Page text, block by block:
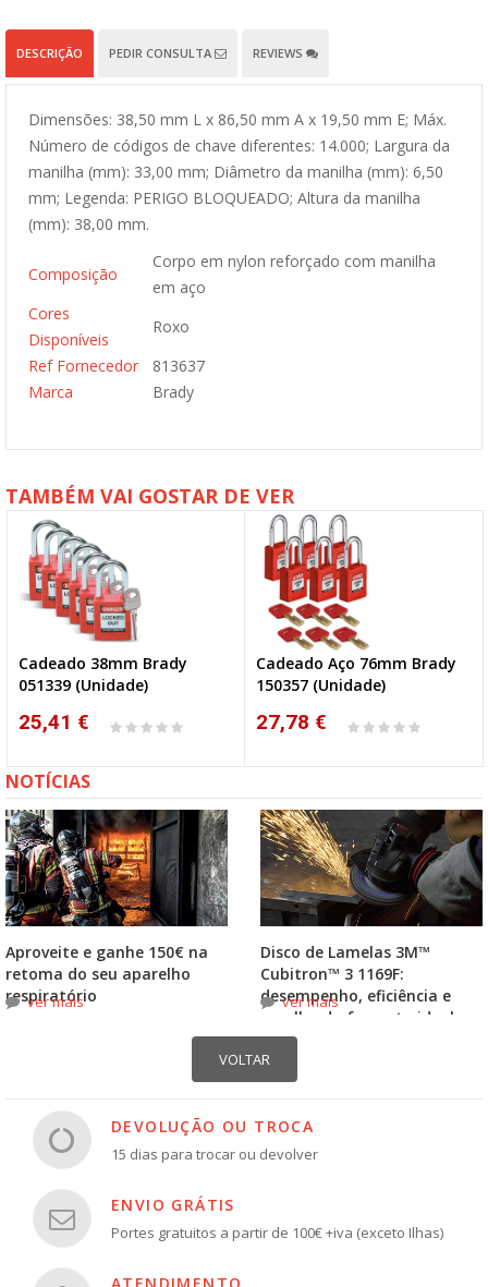
DESCRIÇÃO PEDIR CONSULTA REVIEWS
Dimensões: 38,50 mm L x 86,50 mm A x 19,50 mm E; Máx.
Número de códigos de chave diferentes: 14.000; Largura da
manilha (mm): 33,00 mm; Diâmetro da manilha (mm): 6,50
mm; Legenda: PERIGO BLOQUEADO; Altura da manilha
(mm): 38,00 mm.
Composição
Corpo em nylon reforçado com manilha
em aço
Cores
Disponíveis
Roxo
Ref Fornecedor
813637
Marca
Brady
TAMBÉM VAI GOSTAR DE VER
Cadeado 38mm Brady
051339 (Unidade)
25,41 €
Cadeado Aço 76mm Brady
150357 (Unidade)
27,78 €
NOTÍCIAS
Aproveite e ganhe 150€ na
retoma do seu aparelho
respiratório
ver mais
Disco de Lamelas 3M™
Cubitron™ 3 1169F:
desempenho, eficiência e
escolha do formato ideal
ver mais
DEVOLUÇÃO OU TROCA
15 dias para trocar ou devolver
ENVIO GRÁTIS
Portes gratuitos a partir de 100€ +iva (exceto Ilhas)
ATENDIMENTO